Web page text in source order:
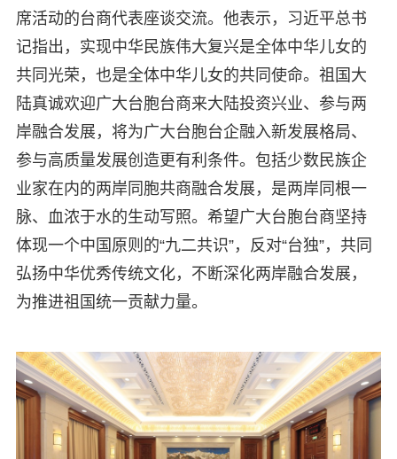
席活动的台商代表座谈交流。他表示，习近平总书
记指出，实现中华民族伟大复兴是全体中华儿女的
共同光荣，也是全体中华儿女的共同使命。祖国大
陆真诚欢迎广大台胞台商来大陆投资兴业、参与两
岸融合发展，将为广大台胞台企融入新发展格局、
参与高质量发展创造更有利条件。包括少数民族企
业家在内的两岸同胞共商融合发展，是两岸同根一
脉、血浓于水的生动写照。希望广大台胞台商坚持
体现一个中国原则的“九二共识”，反对“台独”，共同
弘扬中华优秀传统文化，不断深化两岸融合发展，
为推进祖国统一贡献力量。